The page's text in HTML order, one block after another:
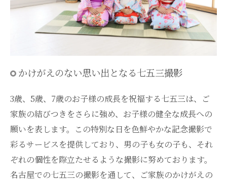
かけがえのない思い出となる七五三撮影
3歳、5歳、7歳のお子様の成長を祝福する七五三は、ご
家族の結びつきをさらに強め、お子様の健全な成長への
願いを表します。この特別な日を色鮮やかな記念撮影で
彩るサービスを提供しており、男の子も女の子も、それ
ぞれの個性を際立たせるような撮影に努めております。
名古屋での七五三の撮影を通して、ご家族のかけがえの